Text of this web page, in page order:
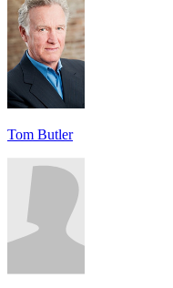
Tom Butler